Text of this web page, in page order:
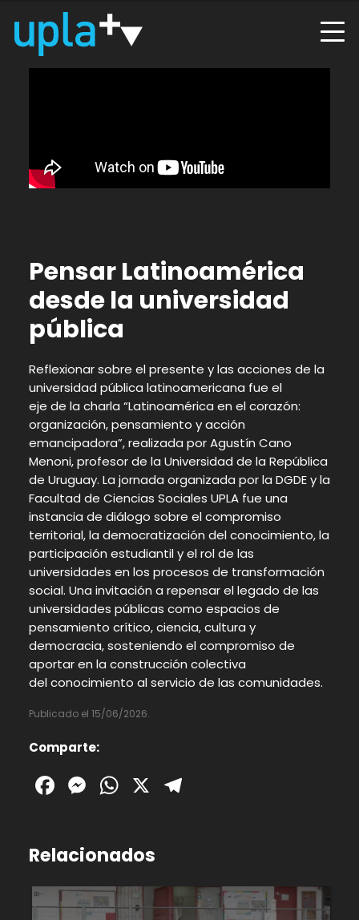
Pensar Latinoamérica
desde la universidad
pública
Reflexionar sobre el presente y las acciones de la
universidad pública latinoamericana fue el
eje de la charla “Latinoamérica en el corazón:
organización, pensamiento y acción
emancipadora”, realizada por Agustín Cano
Menoni, profesor de la Universidad de la República
de Uruguay. La jornada organizada por la DGDE y la
Facultad de Ciencias Sociales UPLAfue una
instancia de diálogo sobre el compromiso
territorial, la democratización del conocimiento, la
participación estudiantil y el rol de las
universidades en los procesos de transformación
social. Una invitación a repensar el legado de las
universidades públicas como espacios de
pensamiento crítico, ciencia, cultura y
democracia, sosteniendo el compromiso de
aportar en la construcción colectiva
delconocimiento al servicio de las comunidades.
Publicado el 15/06/2026.
Comparte:
Facebook
Messenger
WhatsApp
X
Relacionados